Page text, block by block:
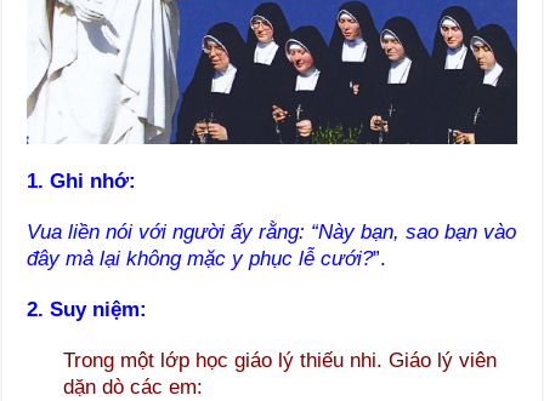
1. Ghi nhớ:
Vua liền nói với người ấy rằng: “Này bạn, sao bạn vào
đây mà lại không mặc y phục lễ cưới?”.
2. Suy niệm:
Trong một lớp học giáo lý thiếu nhi. Giáo lý viên
dặn dò các em: